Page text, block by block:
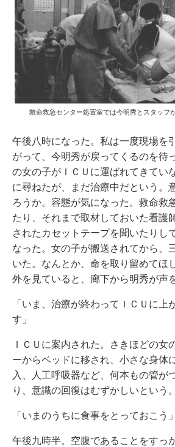
救命救急センター処置室では今明秀とスタッフ
午後八時になった。私は一度現場を
がって、今明秀が戻ってくるのを待
の女の子がＩＣＵに運ばれてきてい
に尋ねたが、まだ治療中だという。
ろうか。容態が気になった。救命救
たり、それまで取材しておいた看護
されたカセットテープを聞いたりし
なった。女の子が搬送されてから、
いた。なんとか、命を取り留めてほ
外を見ていると、廊下から明秀が声
「いま、治療が終わってＩＣＵに上
す」
ＩＣＵに案内された。さきほどの女
ーからベッドに移され、小さな身体
入、人工呼吸器など、何本もの管が
り、意識の回復はむずかしいという。
「いまのうちに食事をとっておこう」
午後九時半。空腹であることをすっ